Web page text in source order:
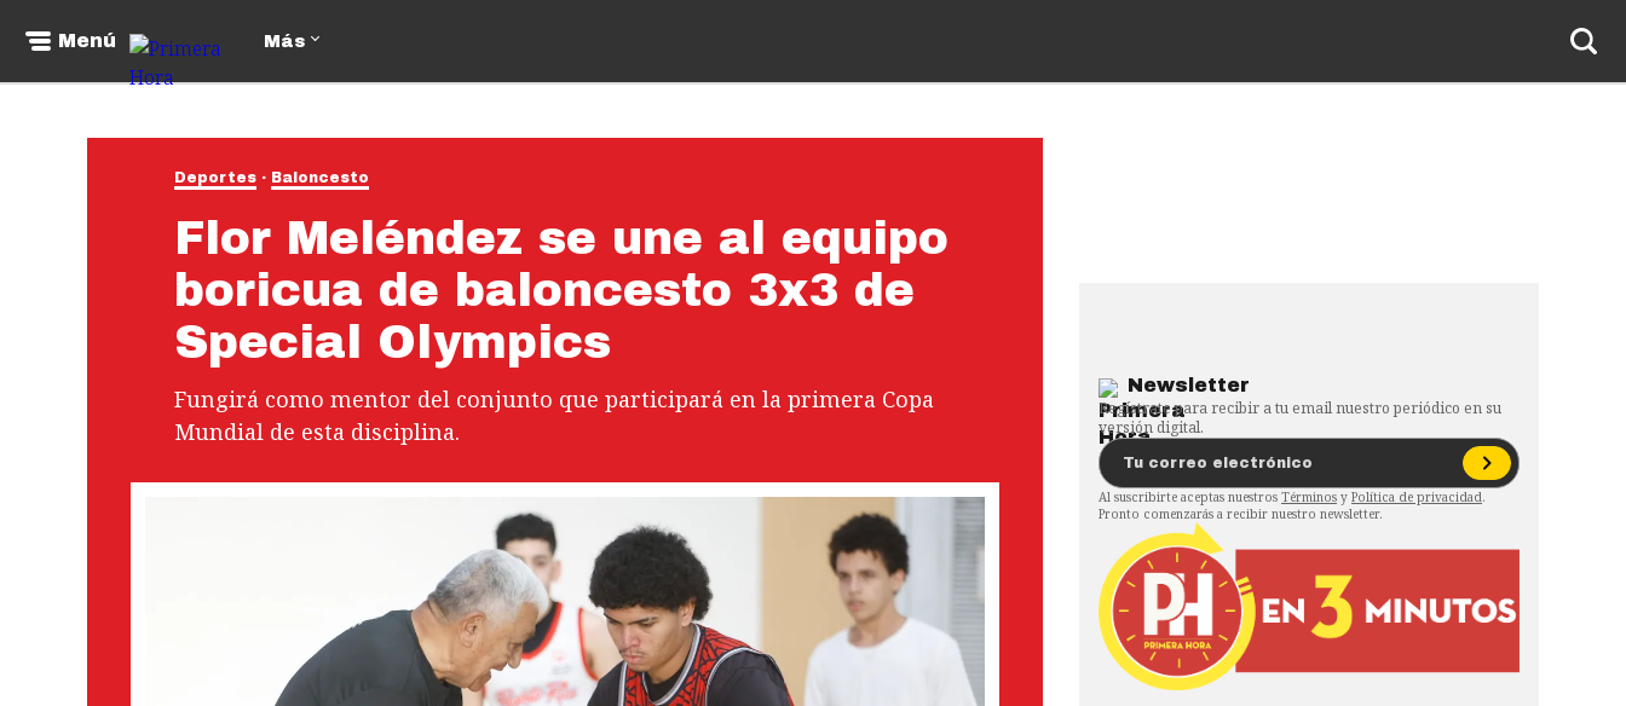
Menú Más
Deportes Baloncesto
Flor Meléndez se une al equipo
boricua de baloncesto 3x3 de
Special Olympics
Fungirá como mentor del conjunto que participará en la primera Copa
Mundial de esta disciplina.
Newsletter
Regístrate para recibir a tu email nuestro periódico en su
versión digital.
Al suscribirte aceptas nuestros Términos y Política de privacidad.
Pronto comenzarás a recibir nuestro newsletter.